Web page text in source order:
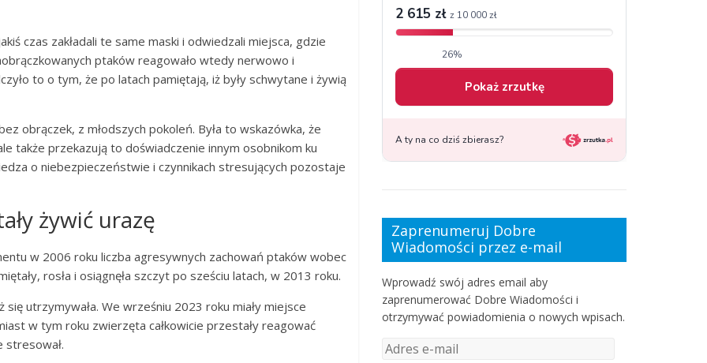
czas zakładali te same maski i odwiedzali miejsca, gdzie
ptaków reagowało wtedy nerwowo i
to o tym, że po latach pamiętają, iż były schwytane i żywią
obrączek, z młodszych pokoleń. Była to wskazówka, że
także przekazują to doświadczenie innym osobnikom ku
o niebezpieczeństwie i czynnikach stresujących pozostaje
żywić urazę
w 2006 roku liczba agresywnych zachowań ptaków wobec
rosła i osiągnęła szczyt po sześciu latach, w 2013 roku.
utrzymywała. We wrześniu 2023 roku miały miejsce
w tym roku zwierzęta całkowicie przestały reagować
stresował.
Zaprenumeruj Dobre
Wiadomości przez e-mail
Wprowadź swój adres email aby
zaprenumerować Dobre Wiadomości i
otrzymywać powiadomienia o nowych wpisach.